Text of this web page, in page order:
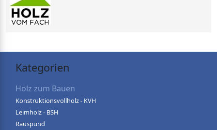
Kategorien
Holz zum Bauen
Konstruktionsvollholz - KVH
Leimholz - BSH
Rauspund